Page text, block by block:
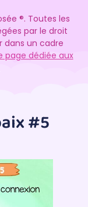
®. Toutes les
par le droit
dans un cadre
page dédiée aux
#5